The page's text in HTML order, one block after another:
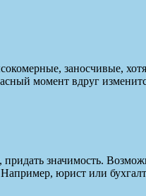
заносчивые,
момент вдруг
значимость.
юрист или